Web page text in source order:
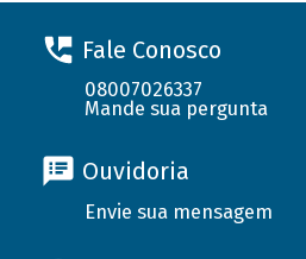
Fale Conosco
08007026337
Mande sua pergunta
Ouvidoria
Envie sua mensagem